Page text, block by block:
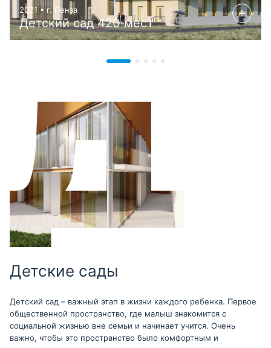
2021 • г. Пенза
Детский сад 420 мест
Детские сады
Детский сад – важный этап в жизни каждого ребенка. Первое
общественной пространство, где малыш знакомится с
социальной жизнью вне семьи и начинает учится. Очень
важно, чтобы это пространство было комфортным и